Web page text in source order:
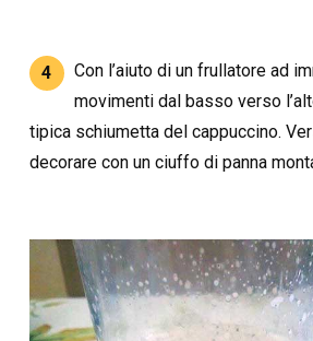
4
Con l’aiuto di un frullatore ad
movimenti dal basso verso
tipica schiumetta del cappuccino.
decorare con un ciuffo di panna